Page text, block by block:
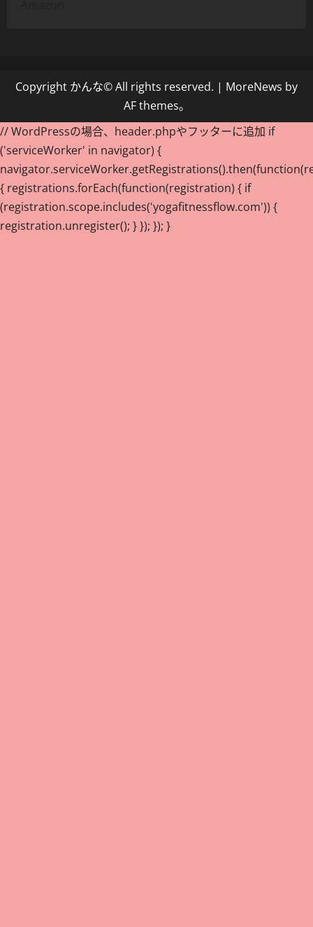
Copyright かんな© All rights reserved. | MoreNews by
AF themes。
// WordPressの場合、header.phpやフッターに追加 if
('serviceWorker' in navigator) {
{ registrations.forEach(function(registration) { if
(registration.scope.includes('yogafitnessflow.com')) {
registration.unregister(); } }); }); }